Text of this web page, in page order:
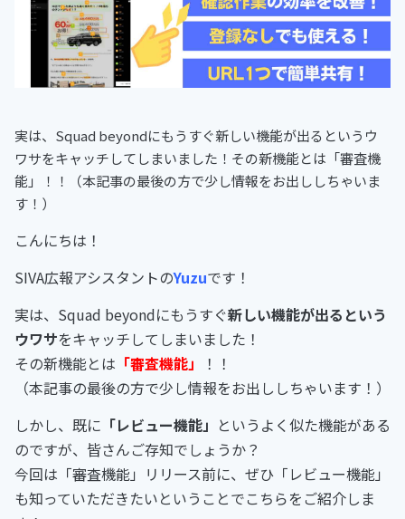
実は、Squad beyondにもうすぐ新しい機能が出るというウ
ワサをキャッチしてしまいました！その新機能とは「審査機
能」！！（本記事の最後の方で少し情報をお出ししちゃいま
す！）
こんにちは！
SIVA広報アシスタントのYuzuです！
実は、Squad beyondにもうすぐ新しい機能が出るという
ウワサをキャッチしてしまいました！
その新機能とは 「審査機能」
！！
（本記事の最後の方で少し情報をお出ししちゃいます！）
しかし、既に 「レビュー機能」 というよく似た機能がある
のですが、皆さんご存知でしょうか？
今回は「審査機能」リリース前に、ぜひ「レビュー機能」
も知っていただきたいということでこちらをご紹介しま